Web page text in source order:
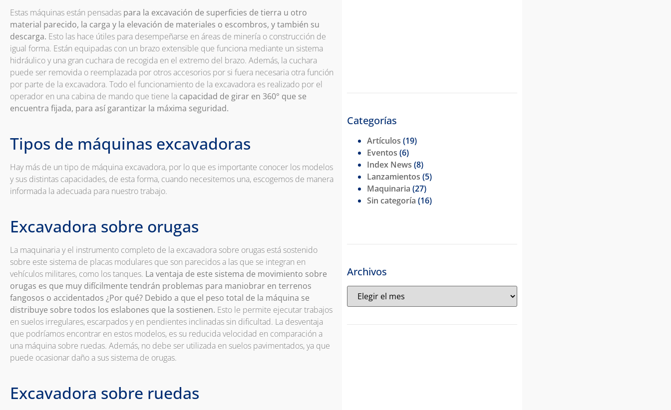
Estas máquinas están pensadas para la excavación de superficies de tierra u otro
material parecido, la carga y la elevación de materiales o escombros, y también su
descarga. Esto las hace útiles para desempeñarse en áreas de minería o construcción de
igual forma. Están equipadas con un brazo extensible que funciona mediante un sistema
hidráulico y una gran cuchara de recogida en el extremo del brazo. Además, la cuchara
puede ser removida o reemplazada por otros accesorios por si fuera necesaria otra función
por parte de la excavadora. Todo el funcionamiento de la excavadora es realizado por el
operador en una cabina de mando que tiene la capacidad de girar en 360° que se
encuentra fijada, para así garantizar la máxima seguridad.
Tipos de máquinas excavadoras
Hay más de un tipo de máquina excavadora, por lo que es importante conocer los modelos
y sus distintas capacidades, de esta forma, cuando necesitemos una, escogemos de manera
informada la adecuada para nuestro trabajo.
Excavadora sobre orugas
La maquinaria y el instrumento completo de la excavadora sobre orugas está sostenido
sobre este sistema de placas modulares que son parecidos a las que se integran en
vehículos militares, como los tanques. La ventaja de este sistema de movimiento sobre
orugas es que muy difícilmente tendrán problemas para maniobrar en terrenos
fangosos o accidentados ¿Por qué? Debido a que el peso total de la máquina se
distribuye sobre todos los eslabones que la sostienen. Esto le permite ejecutar trabajos
en suelos irregulares, escarpados y en pendientes inclinadas sin dificultad. La desventaja
que podríamos encontrar en estos modelos, es su reducida velocidad en comparación a
una máquina sobre ruedas. Además, no debe ser utilizada en suelos pavimentados, ya que
puede ocasionar daño a sus sistema de orugas.
Excavadora sobre ruedas
Categorías
Artículos (19)
Eventos (6)
Index News (8)
Lanzamientos (5)
Maquinaria (27)
Sin categoría (16)
Archivos